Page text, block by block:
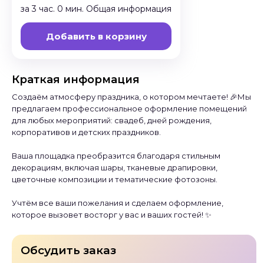
за 3 час. 0 мин. Общая информация
Добавить в корзину
Краткая информация
Создаём атмосферу праздника, о котором мечтаете! 🎉Мы
предлагаем профессиональное оформление помещений
для любых мероприятий: свадеб, дней рождения,
корпоративов и детских праздников.
Ваша площадка преобразится благодаря стильным
декорациям, включая шары, тканевые драпировки,
цветочные композиции и тематические фотозоны.
Учтём все ваши пожелания и сделаем оформление,
которое вызовет восторг у вас и ваших гостей! ✨
Обсудить заказ